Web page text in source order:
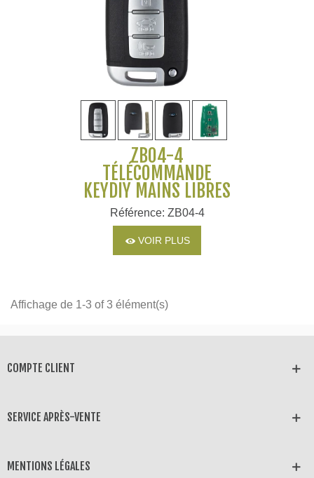
ZB04-4
TÉLÉCOMMANDE
KEYDIY MAINS LIBRES
Référence: ZB04-4
VOIR PLUS
Affichage de 1-3 of 3 élément(s)
COMPTE CLIENT
SERVICE APRÈS-VENTE
MENTIONS LÉGALES